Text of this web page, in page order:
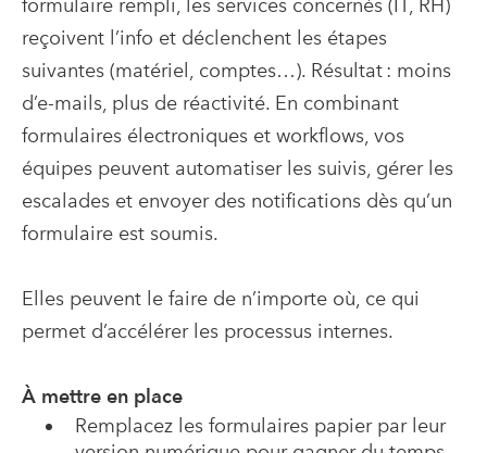
formulaire rempli, les services concernés (IT, RH)
reçoivent l’info et déclenchent les étapes
suivantes (matériel, comptes…). Résultat : moins
d’e-mails, plus de réactivité. En combinant
formulaires électroniques et workflows, vos
équipes peuvent automatiser les suivis, gérer les
escalades et envoyer des notifications dès qu’un
formulaire est soumis.
Elles peuvent le faire de n’importe où, ce qui
permet d’accélérer les processus internes.
À mettre en place
Remplacez les formulaires papier par leur